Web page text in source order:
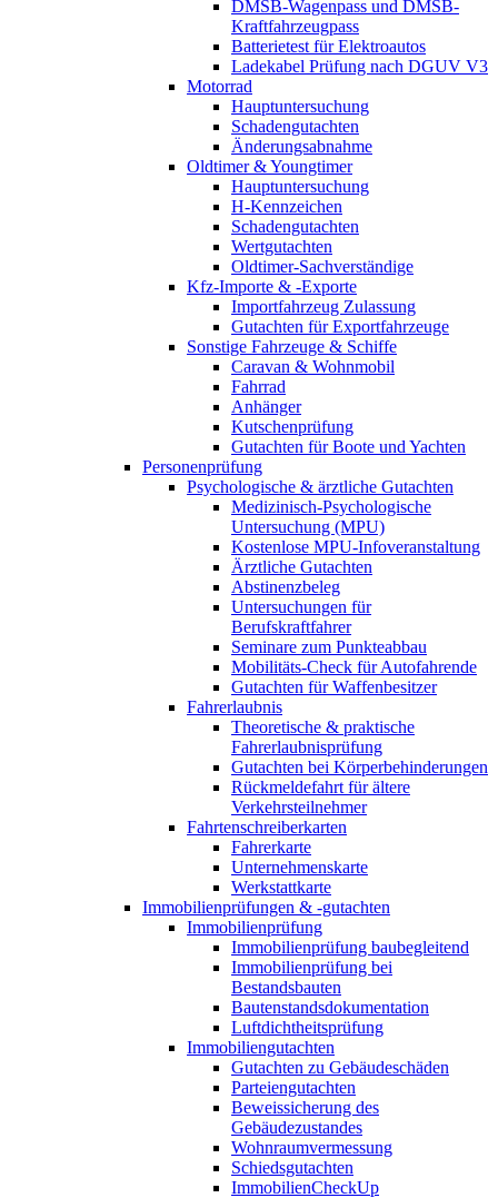
DMSB-Wagenpass und DMSB-
Kraftfahrzeugpass
Batterietest für Elektroautos
Ladekabel Prüfung nach DGUV V3
Motorrad
Hauptuntersuchung
Schadengutachten
Änderungsabnahme
Oldtimer & Youngtimer
Hauptuntersuchung
H-Kennzeichen
Schadengutachten
Wertgutachten
Oldtimer-Sachverständige
Kfz-Importe & -Exporte
Importfahrzeug Zulassung
Gutachten für Exportfahrzeuge
Sonstige Fahrzeuge & Schiffe
Caravan & Wohnmobil
Fahrrad
Anhänger
Kutschenprüfung
Gutachten für Boote und Yachten
Personenprüfung
Psychologische & ärztliche Gutachten
Medizinisch-Psychologische
Untersuchung (MPU)
Kostenlose MPU-Infoveranstaltung
Ärztliche Gutachten
Abstinenzbeleg
Untersuchungen für
Berufskraftfahrer
Seminare zum Punkteabbau
Mobilitäts-Check für Autofahrende
Gutachten für Waffenbesitzer
Fahrerlaubnis
Theoretische & praktische
Fahrerlaubnisprüfung
Gutachten bei Körperbehinderungen
Rückmeldefahrt für ältere
Verkehrsteilnehmer
Fahrtenschreiberkarten
Fahrerkarte
Unternehmenskarte
Werkstattkarte
Immobilienprüfungen & -gutachten
Immobilienprüfung
Immobilienprüfung baubegleitend
Immobilienprüfung bei
Bestandsbauten
Bautenstandsdokumentation
Luftdichtheitsprüfung
Immobiliengutachten
Gutachten zu Gebäudeschäden
Parteiengutachten
Beweissicherung des
Gebäudezustandes
Wohnraumvermessung
Schiedsgutachten
ImmobilienCheckUp